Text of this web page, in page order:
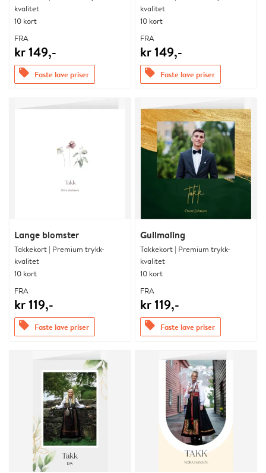
kvalitet
10 kort
FRA
kr 149,-
offers Faste lave priser
kvalitet
10 kort
FRA
kr 149,-
offers Faste lave priser
Lange blomster
Takkekort | Premium trykk-
kvalitet
10 kort
FRA
kr 119,-
offers Faste lave priser
Gullmaling
Takkekort | Premium trykk-
kvalitet
10 kort
FRA
kr 119,-
offers Faste lave priser